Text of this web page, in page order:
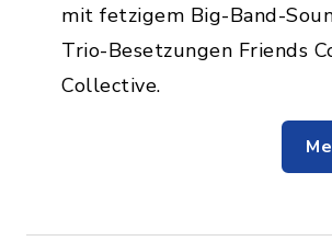
mit fetzigem Big-Band-
Trio-Besetzungen Friends
Collective.